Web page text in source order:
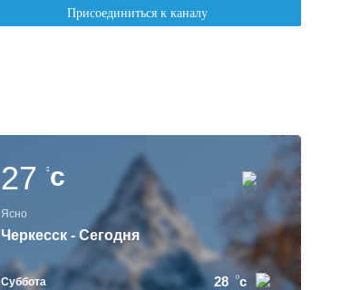
27c
Ясно
Черкесск - Сегодня
Суббота 28 c